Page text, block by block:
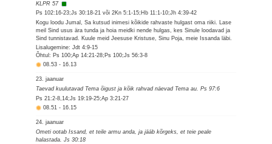
KLPR 57
Ps 102:16-23;Js 30:18-21 või 2Kn 5:1-15;Hb 11:1-10;Jh 4:39-42
Kogu loodu Jumal, Sa kutsud inimesi kõikide rahvaste hulgast oma riiki. Lase
meil Sind usus ära tunda ja hoia meidki nende hulgas, kes Sinule loodavad ja
Sind tunnistavad. Kuule meid Jeesuse Kristuse, Sinu Poja, meie Issanda läbi.
Lisalugemine: Jdt 4:9-15
Õhtul: Ps 100;Ap 14:21-28;Ps 100;Js 56:3-8
08.53-16.13
23. jaanuar
Taevad kuulutavad Tema õigust ja kõik rahvad näevad Tema au. Ps 97:6
Ps 21:2-8,14;Js 19:19-25;Ap 3:21-27
08.51-16.15
24. jaanuar
Ometi ootab Issand, et teile armu anda, ja jääb kõrgeks, et teie peale
halastada. Js 30:18